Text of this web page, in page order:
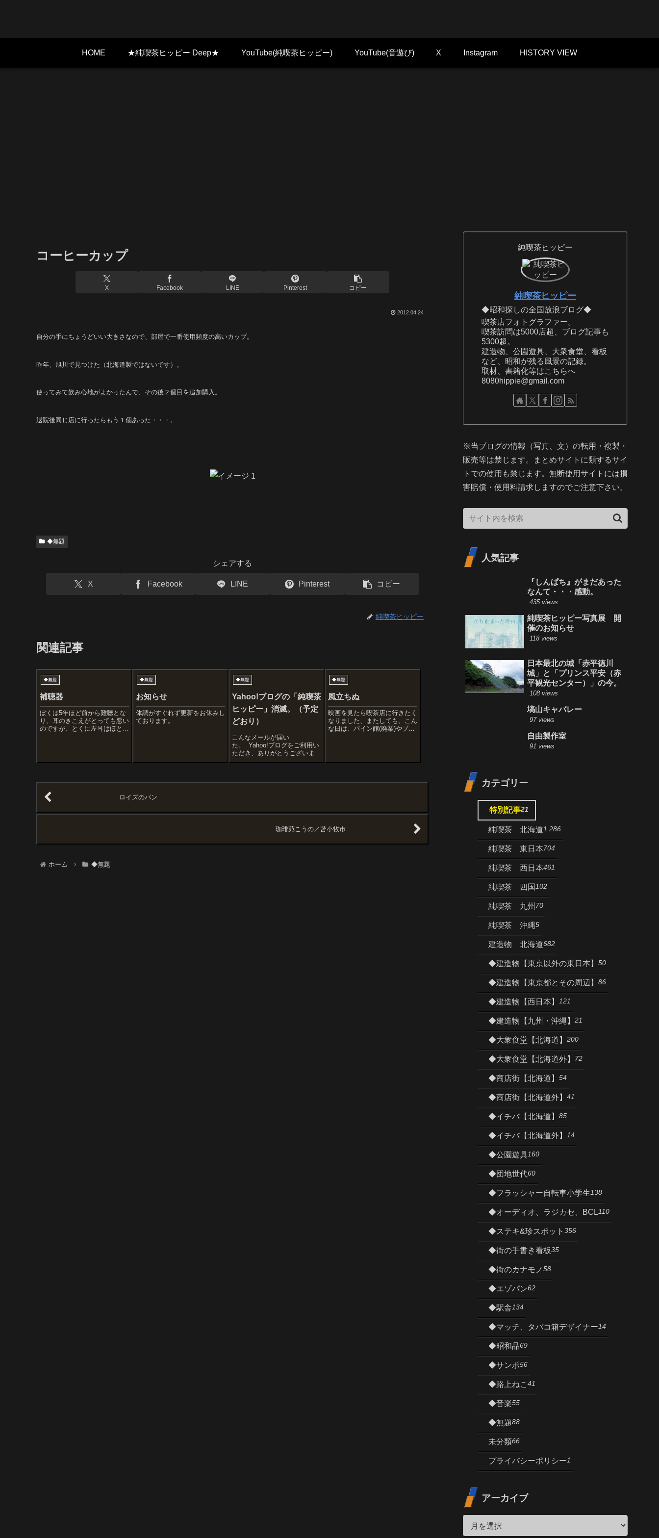
HOME ★純喫茶ヒッピー Deep★ YouTube(純喫茶ヒッピー) YouTube(音遊び) X Instagram HISTORY VIEW
コーヒーカップ
X Facebook LINE Pinterest コピー
2012.04.24
自分の手にちょうどいい大きさなので、部屋で一番使用頻度の高いカップ。
昨年、旭川で見つけた（北海道製ではないです）。
使ってみて飲み心地がよかったんで、その後２個目を追加購入。
退院後同じ店に行ったらもう１個あった・・・。
◆無題
シェアする
X Facebook LINE Pinterest コピー
純喫茶ヒッピー
関連記事
◆無題
補聴器
ぼくは5年ほど前から難聴とな
り、耳のきこえがとっても悪い
のですが、とくに左耳はほとん
◆無題
お知らせ
体調がすぐれず更新をお休みし
ております。
◆無題
Yahoo!ブログの「純喫茶
ヒッピー」消滅。（予定
どおり）
こんなメールが届い
た。 Yahoo!ブログをご利用い
ただき、ありがとうございま
す。 2019年12月15日をもちま
伴いまして、これまで投稿いた
◆無題
風立ちぬ
映画を見たら喫茶店に行きたく
なりました、またしても。こん
な日は、パイン館(廃業)やブラ
ロイズのパン
珈琲苑こうの／苫小牧市
ホーム ◆無題
純喫茶ヒッピー
純喫茶ヒッピー
◆昭和探しの全国放浪ブログ◆
喫茶店フォトグラファー。
喫茶訪問は5000店超、ブログ記事も
5300超。
建造物、公園遊具、大衆食堂、看板
など、昭和が残る風景の記録。
取材、書籍化等はこちらへ
8080hippie@gmail.com
※当ブログの情報（写真、文）の転用・複製・
販売等は禁じます。まとめサイトに類するサイ
トでの使用も禁じます。無断使用サイトには損
害賠償・使用料請求しますのでご注意下さい。
人気記事
『しんぱち』がまだあった
なんて・・・感動。
435 views
純喫茶ヒッピー写真展 開
催のお知らせ
118 views
日本最北の城「赤平徳川
城」と「プリンス平安（赤
平観光センター）」の今。
108 views
塙山キャバレー
97 views
自由製作室
91 views
カテゴリー
特別記事21
純喫茶 北海道1,286
純喫茶 東日本704
純喫茶 西日本461
純喫茶 四国 102
純喫茶 九州 70
純喫茶 沖縄5
建造物 北海道682
◆建造物【東京以外の東日本】 50
◆建造物【東京都とその周辺】 86
◆建造物【西日本】 121
◆建造物【九州・沖縄】 21
◆大衆食堂【北海道】 200
◆大衆食堂【北海道外】 72
◆商店街【北海道】 54
◆商店街【北海道外】 41
◆イチバ【北海道】 85
◆イチバ【北海道外】 14
◆公園遊具160
◆団地世代60
◆フラッシャー自転車小学生138
◆オーディオ、ラジカセ、BCL110
◆ステキ&珍スポット 356
◆街の手書き看板35
◆街のカナモノ58
◆エゾパン62
◆駅舎134
◆マッチ、タバコ箱デザイナー14
◆昭和品69
◆サンポ56
◆路上ねこ 41
◆音楽55
◆無題88
未分類66
プライバシーポリシー1
アーカイブ